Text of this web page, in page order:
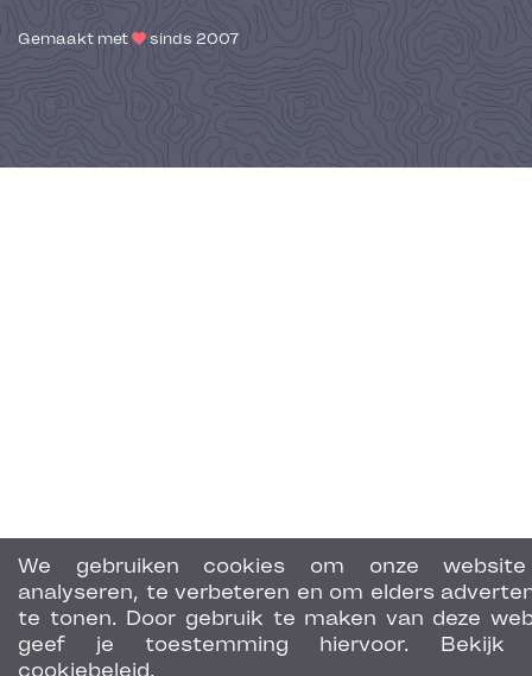
We gebruiken cookies om onze
analyseren, te verbeteren en om elders
te tonen. Door gebruik te maken van deze
geef je toestemming hiervoor. Bekijk
cookiebeleid.
Gemaakt met sinds 2007